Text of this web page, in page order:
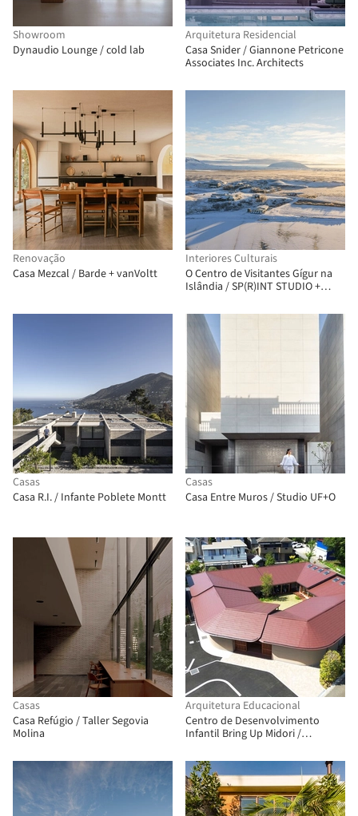
Showroom
Dynaudio Lounge / cold lab
Arquitetura Residencial
Casa Snider / Giannone Petricone
Associates Inc. Architects
Renovação
Casa Mezcal / Barde + vanVoltt
Interiores Culturais
O Centro de Visitantes Gígur na
Islândia / SP(R)INT STUDIO +
Casas
Casa R.I. / Infante Poblete Montt
Casas
Casa Entre Muros / Studio UF+O
Casas
Casa Refúgio / Taller Segovia
Molina
Arquitetura Educacional
Centro de Desenvolvimento
Infantil Bring Up Midori /